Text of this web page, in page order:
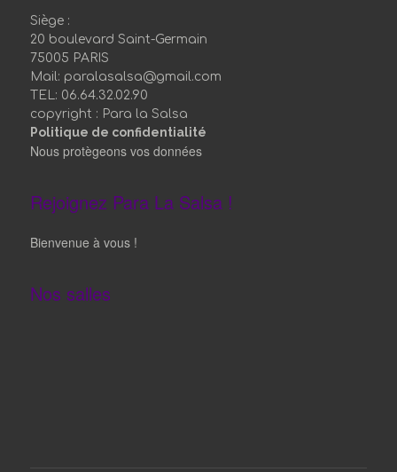
copyright : Para la Salsa
Politique de confidentialité
Nous protègeons vos données
Rejoignez Para La Salsa !
Bienvenue à vous !
Nos salles